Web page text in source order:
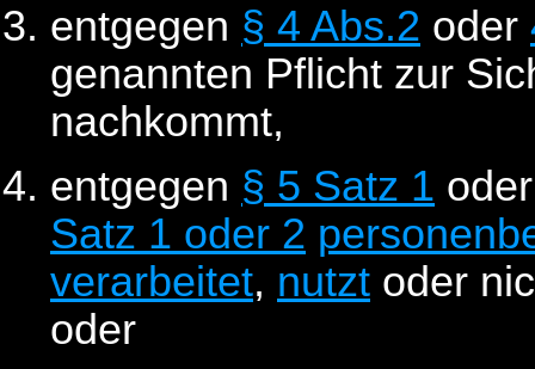
entgegen § 4 Abs.2 oder
genannten Pflicht zur
nachkommt,
entgegen § 5 Satz 1
Satz 1 oder 2
verarbeitet, nutzt oder
oder